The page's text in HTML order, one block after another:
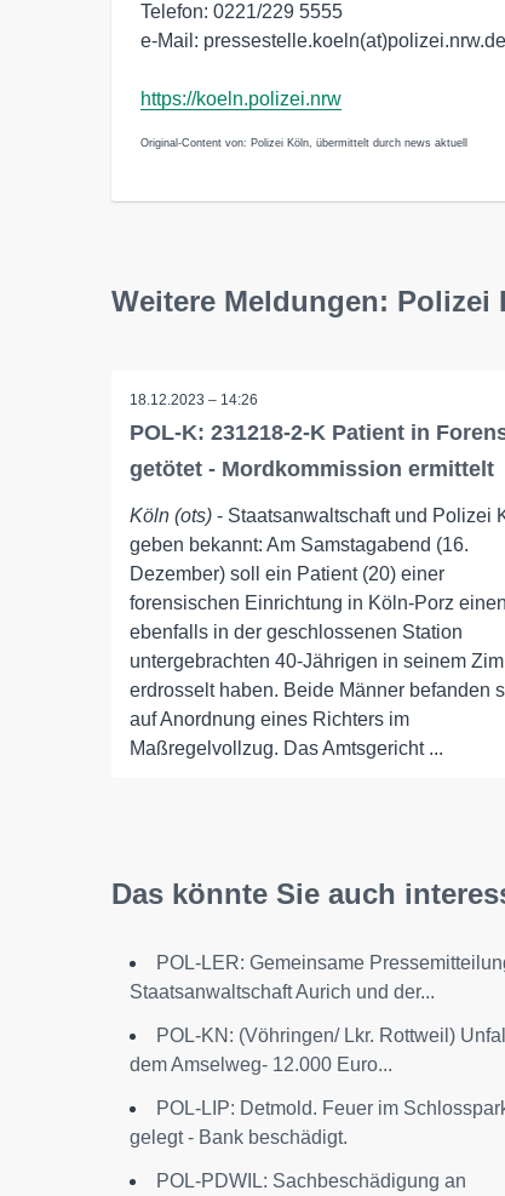
Telefon: 0221/229 5555
e-Mail: pressestelle.koeln(at)polizei.nrw.de
https://koeln.polizei.nrw
Original-Content von: Polizei Köln, übermittelt durch news aktuell
Weitere Meldungen: Polizei
18.12.2023 – 14:26
POL-K: 231218-2-K Patient in
getötet - Mordkommission ermittelt
Köln (ots) - Staatsanwaltschaft und Polizei
geben bekannt: Am Samstagabend (16.
Dezember) soll ein Patient (20) einer
forensischen Einrichtung in Köln-Porz einen
ebenfalls in der geschlossenen Station
untergebrachten 40-Jährigen in seinem
erdrosselt haben. Beide Männer befanden
auf Anordnung eines Richters im
Maßregelvollzug. Das Amtsgericht ...
Das könnte Sie auch
POL-LER: Gemeinsame
Staatsanwaltschaft Aurich und der...
POL-KN: (Vöhringen/ Lkr. Rottweil)
dem Amselweg- 12.000 Euro...
POL-LIP: Detmold. Feuer im
gelegt - Bank beschädigt.
POL-PDWIL: Sachbeschädigung an